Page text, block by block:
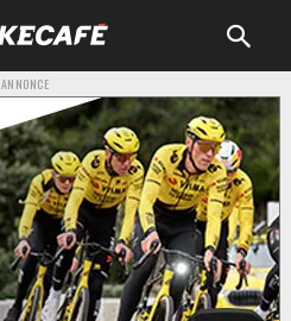
ANNONCE